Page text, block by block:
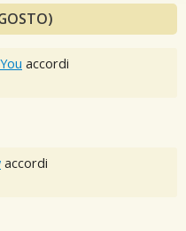
accordi
accordi